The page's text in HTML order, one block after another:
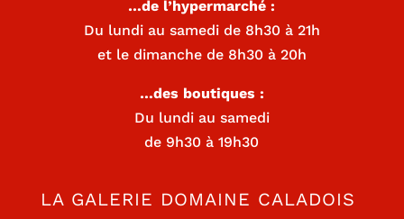
…de l’hypermarché :
Du lundi au samedi de 8h30 à 21h
et le dimanche de 8h30 à 20h
…des boutiques :
Du lundi au samedi
de 9h30 à 19h30
LA GALERIE DOMAINE CALADOIS